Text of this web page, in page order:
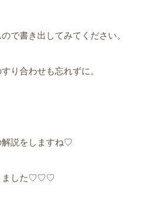
で書き出してみてください。
り合わせも忘れずに。
解説をしますね♡
ました♡♡♡